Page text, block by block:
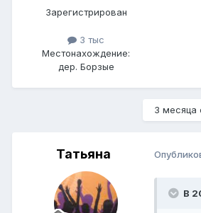
Зарегистрирован
3 тыс
Местонахождение:
дер. Борзые
3 месяца
Татьяна
В